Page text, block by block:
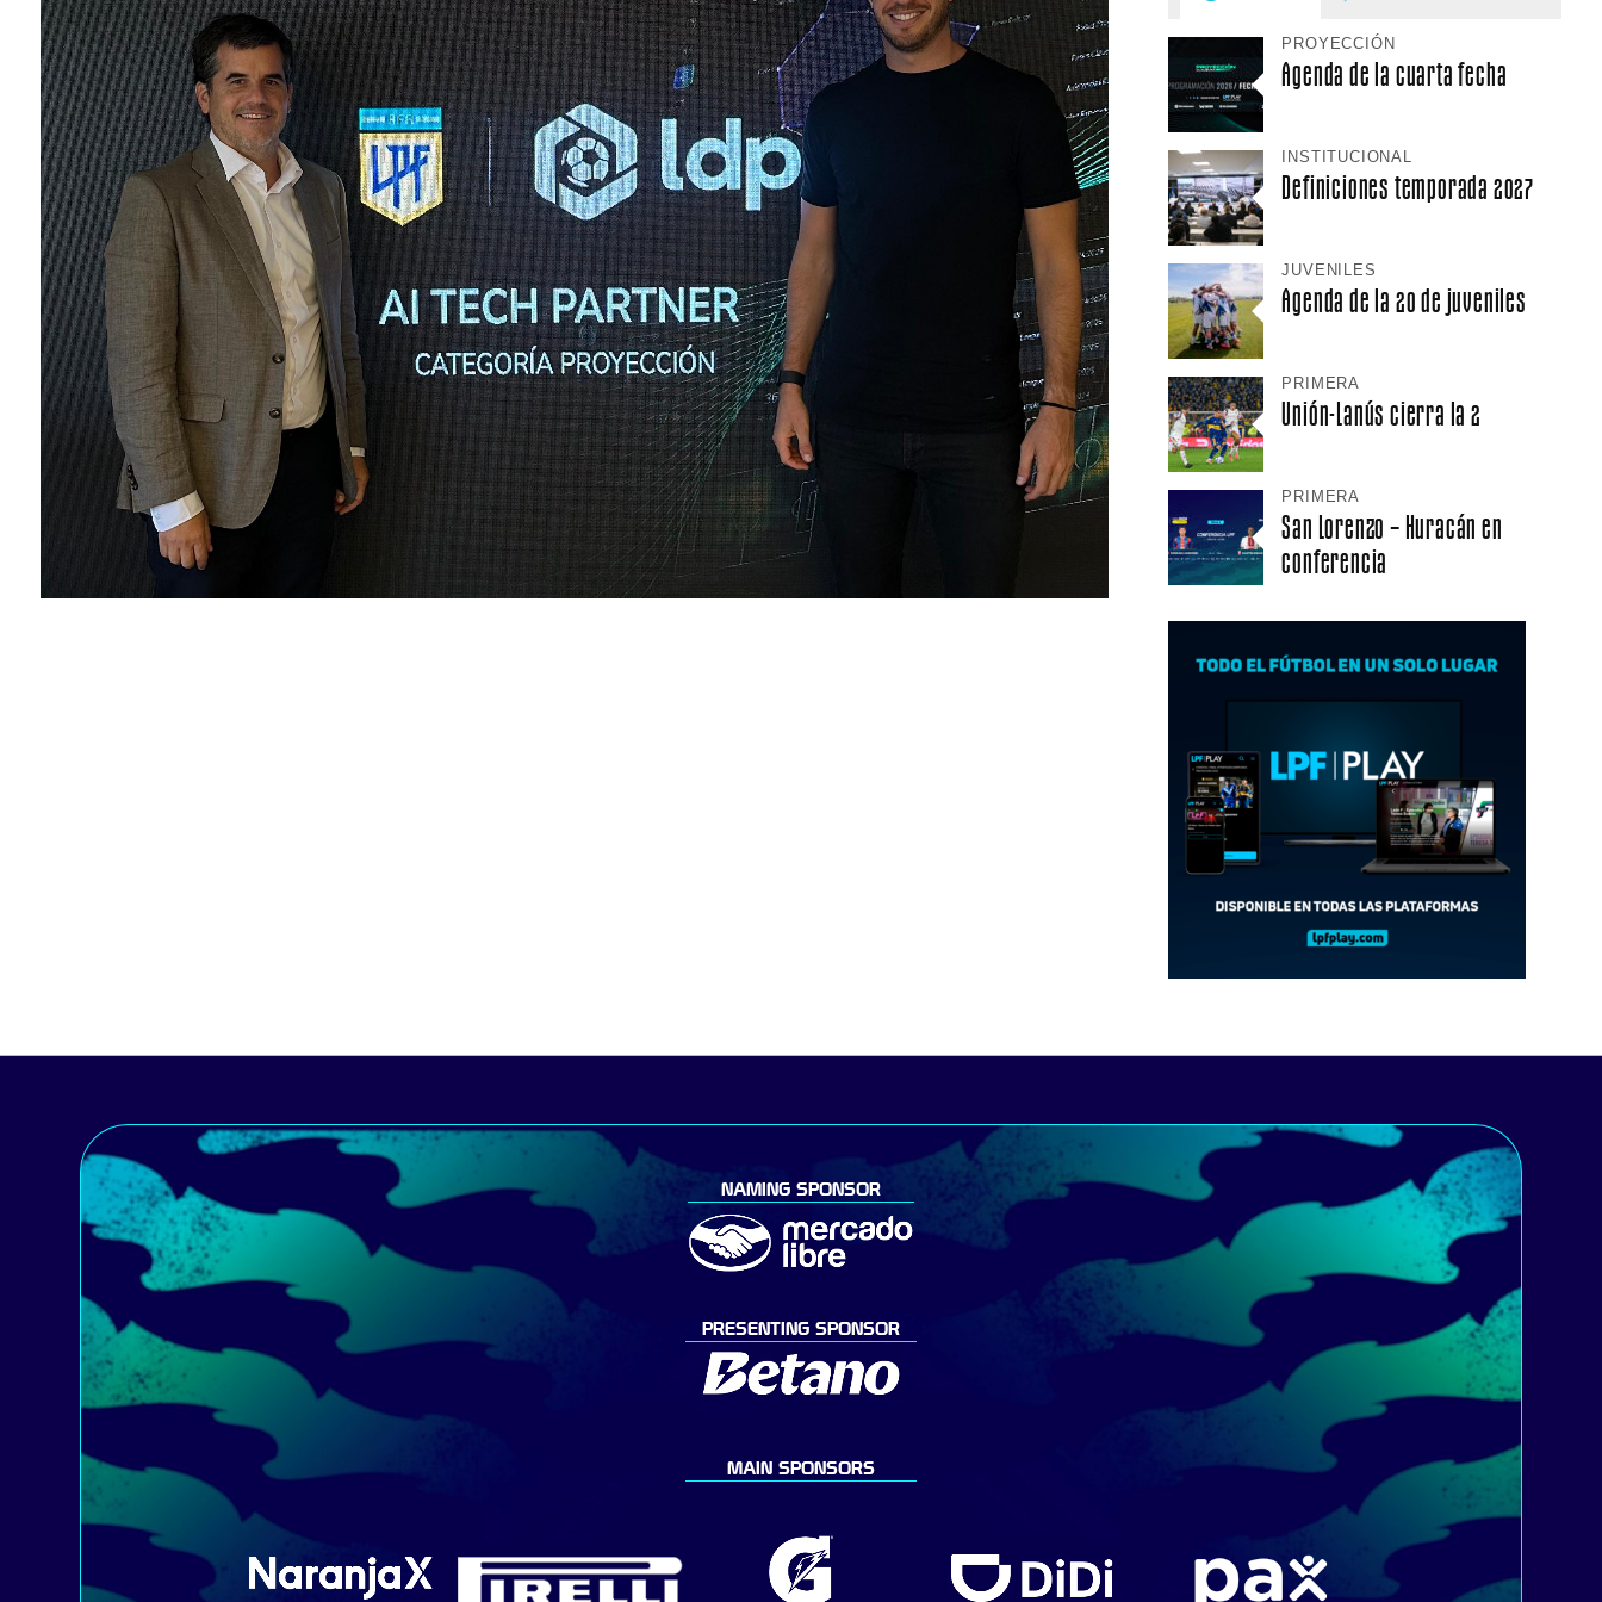
PROYECCIÓN
Agenda de la cuarta fecha
INSTITUCIONAL
Definiciones temporada 2027
JUVENILES
Agenda de la 20 de juveniles
PRIMERA
Unión-Lanús cierra la 2
PRIMERA
San Lorenzo – Huracán en
conferencia
NAMING SPONSOR
PRESENTING SPONSOR
MAIN SPONSORS